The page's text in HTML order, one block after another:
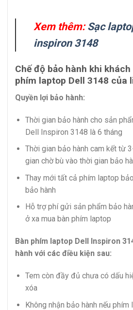
Xem thêm: Sạc
inspiron 3148
Chế độ bảo hành khi
phím laptop Dell 3148 của
Quyền lợi bảo hành:
Thời gian bảo hành cho sản
Dell Inspiron 3148 là 6 tháng
Thời gian bảo hành cam kết từ
gian chờ bù vào thời gian bảo
Thay mới tất cả phím laptop
bảo hành
Hỗ trợ phí gửi sản phẩm bảo
ở xa mua bàn phím laptop
Bàn phím laptop Dell Inspiron
hành với các điều kiện sau:
Tem còn đầy đủ chưa có dấu
xóa
Không nhận bảo hành nếu